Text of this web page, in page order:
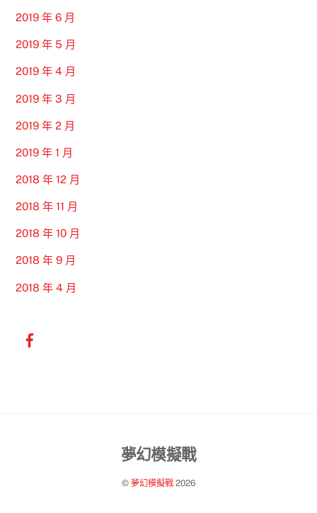
2019 年 6 月
2019 年 5 月
2019 年 4 月
2019 年 3 月
2019 年 2 月
2019 年 1 月
2018 年 12 月
2018 年 11 月
2018 年 10 月
2018 年 9 月
2018 年 4 月
Back
Top
夢幻模擬戰
© 夢幻模擬戰2026